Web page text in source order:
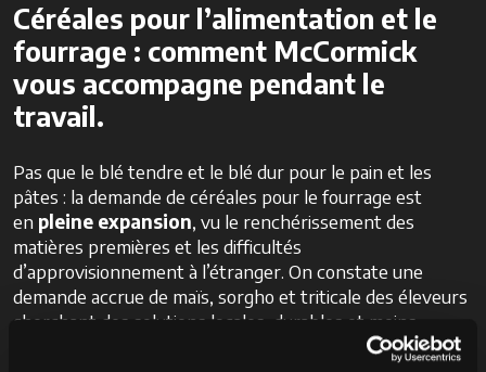
Céréales pour l’alimentation et le
fourrage : comment McCormick
vous accompagne pendant le
travail.
Pas que le blé tendre et le blé dur pour le pain et les
pâtes : la demande de céréales pour le fourrage est
en pleine expansion, vu le renchérissement des
matières premières et les difficultés
d’approvisionnement à l’étranger. On constate une
demande accrue de maïs, sorgho et triticale des éleveurs
cherchant des solutions locales, durables et moins